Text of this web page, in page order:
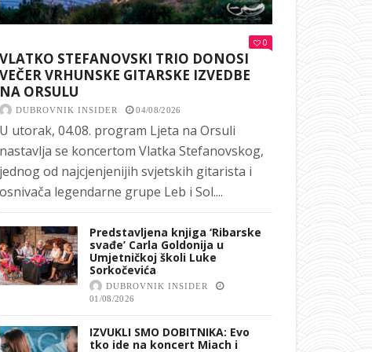
0
VLATKO STEFANOVSKI TRIO DONOSI
VEČER VRHUNSKE GITARSKE IZVEDBE
NA ORSULU
DUBROVNIK INSIDER 04/08/2026
U utorak, 04.08. program Ljeta na Orsuli
nastavlja se koncertom Vlatka Stefanovskog,
jednog od najcjenjenijih svjetskih gitarista i
osnivača legendarne grupe Leb i Sol....
Predstavljena knjiga ‘Ribarske
svađe’ Carla Goldonija u
Umjetničkoj školi Luke
Sorkočevića
DUBROVNIK INSIDER
01/08/2026
IZVUKLI SMO DOBITNIKA: Evo
tko ide na koncert Miach i